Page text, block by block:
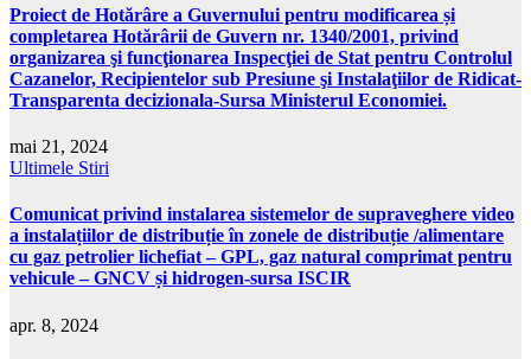
Proiect de Hotărâre a Guvernului pentru modificarea și
completarea Hotărârii de Guvern nr. 1340/2001, privind
organizarea şi funcţionarea Inspecţiei de Stat pentru Controlul
Cazanelor, Recipientelor sub Presiune şi Instalaţiilor de Ridicat-
Transparenta decizionala-Sursa Ministerul Economiei.
mai 21, 2024
Ultimele Stiri
Comunicat privind instalarea sistemelor de supraveghere video
a instalațiilor de distribuție în zonele de distribuție /alimentare
cu gaz petrolier lichefiat – GPL, gaz natural comprimat pentru
vehicule – GNCV și hidrogen-sursa ISCIR
apr. 8, 2024